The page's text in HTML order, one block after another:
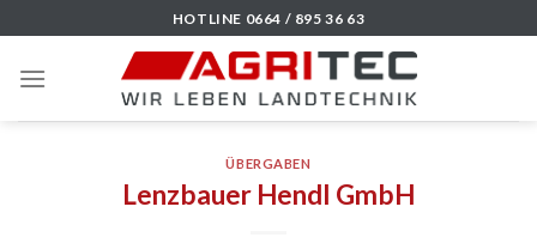
to
content
HOTLINE 0664 / 895 36 63
ÜBERGABEN
Lenzbauer Hendl GmbH